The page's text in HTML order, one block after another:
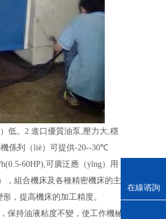
低。 2.進口優質油泵 ,壓力大,穩
係列（liè）可提供-20--30℃
60HP),可廣泛應（yīng）用
，組合機床及各種精密機床的主
，提高機床的加工精度。
保持油液粘度不變，使工作機械
在線谘詢